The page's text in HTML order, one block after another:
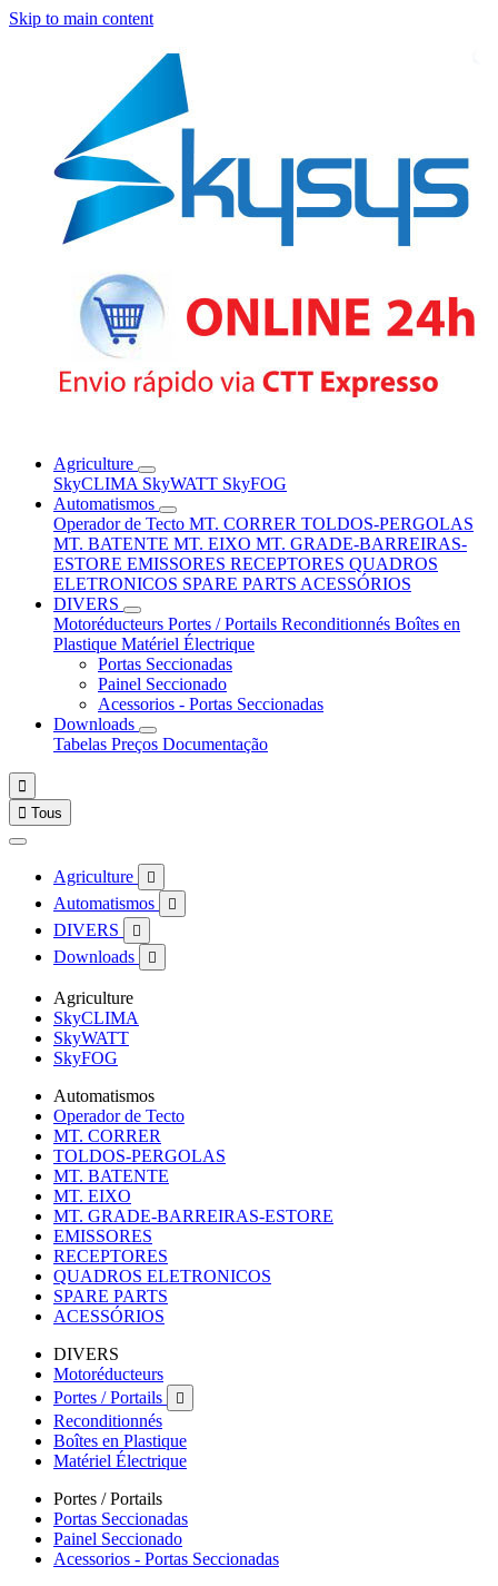
Skip to main content
Agriculture
SkyCLIMA SkyWATT SkyFOG
Automatismos
Operador de Tecto MT. CORRER TOLDOS-PERGOLAS
MT. BATENTE MT. EIXO MT. GRADE-BARREIRAS-
ESTORE EMISSORES RECEPTORES QUADROS
ELETRONICOS SPARE PARTS ACESSÓRIOS
DIVERS
Motoréducteurs Portes / Portails Reconditionnés Boîtes en
Plastique Matériel Électrique
Portas Seccionadas
Painel Seccionado
Acessorios - Portas Seccionadas
Downloads
Tabelas Preços Documentação

 Tous
Agriculture 
Automatismos 
DIVERS 
Downloads 
Agriculture
SkyCLIMA
SkyWATT
SkyFOG
Automatismos
Operador de Tecto
MT. CORRER
TOLDOS-PERGOLAS
MT. BATENTE
MT. EIXO
MT. GRADE-BARREIRAS-ESTORE
EMISSORES
RECEPTORES
QUADROS ELETRONICOS
SPARE PARTS
ACESSÓRIOS
DIVERS
Motoréducteurs
Portes / Portails

Reconditionnés
Boîtes en Plastique
Matériel Électrique
Portes / Portails
Portas Seccionadas
Painel Seccionado
Acessorios - Portas Seccionadas